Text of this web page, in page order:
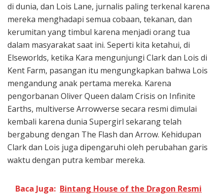
di dunia, dan Lois Lane, jurnalis paling terkenal karena
mereka menghadapi semua cobaan, tekanan, dan
kerumitan yang timbul karena menjadi orang tua
dalam masyarakat saat ini. Seperti kita ketahui, di
Elseworlds, ketika Kara mengunjungi Clark dan Lois di
Kent Farm, pasangan itu mengungkapkan bahwa Lois
mengandung anak pertama mereka. Karena
pengorbanan Oliver Queen dalam Crisis on Infinite
Earths, multiverse Arrowverse secara resmi dimulai
kembali karena dunia Supergirl sekarang telah
bergabung dengan The Flash dan Arrow. Kehidupan
Clark dan Lois juga dipengaruhi oleh perubahan garis
waktu dengan putra kembar mereka.
Baca Juga: Bintang House of the Dragon Resmi